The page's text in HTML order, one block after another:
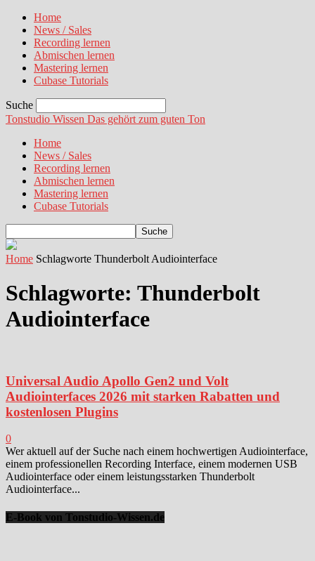
Home
News / Sales
Recording lernen
Abmischen lernen
Mastering lernen
Cubase Tutorials
Suche
Tonstudio Wissen Das gehört zum guten Ton
Home
News / Sales
Recording lernen
Abmischen lernen
Mastering lernen
Cubase Tutorials
Home Schlagworte Thunderbolt Audiointerface
Schlagworte: Thunderbolt
Audiointerface
Universal Audio Apollo Gen2 und Volt
Audiointerfaces 2026 mit starken Rabatten und
kostenlosen Plugins
0
Wer aktuell auf der Suche nach einem hochwertigen Audiointerface,
einem professionellen Recording Interface, einem modernen USB
Audiointerface oder einem leistungsstarken Thunderbolt
Audiointerface...
E-Book von Tonstudio-Wissen.de